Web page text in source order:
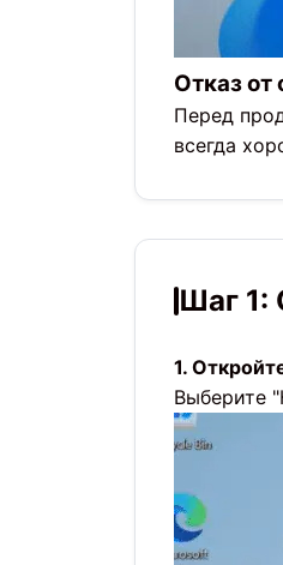
Отказ от
Перед
всегда
Шаг 1:
1.
Выберите